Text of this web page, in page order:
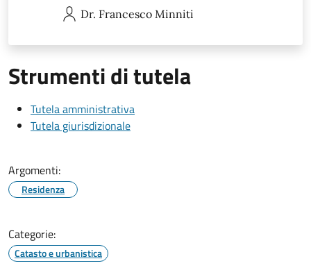
Dr. Francesco Minniti
Strumenti di tutela
Tutela amministrativa
Tutela giurisdizionale
Argomenti:
Residenza
Categorie:
Catasto e urbanistica